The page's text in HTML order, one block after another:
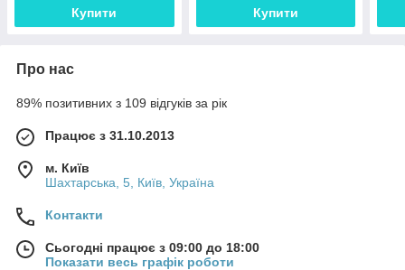
Купити Купити
Про нас
89% позитивних з 109 відгуків за рік
Працює з 31.10.2013
м. Київ
Шахтарська, 5, Київ, Україна
Контакти
Сьогодні працює з 09:00 до 18:00
Показати весь графік роботи